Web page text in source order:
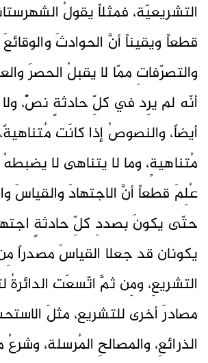
التشريعيّة، فمثلاً يقولُ
قطعاً ويقيناً أنَّ الحوادثَ
والتصرّفاتِ ممّا لا يقبلُ الحصرَ
أنّه لم يرِد في كلِّ حادثةٍ نصٌّ،
أيضاً، والنصوصُ إذا كانَت
مُتناهيةٍ، وما لا يتناهى لا
عُلِمَ قطعاً أنَّ الاجتهادَ والقياسَ
حتّى يكونَ بصددِ كلِّ حادثةٍ
يكونان قد جعلا القياسَ مصدراً
التشريعِ، ومِن ثمَّ اتّسعَت
مصادرَ أخرى للتشريع، مثلَ
الذرائعِ، والمصالحِ المُرسلة،